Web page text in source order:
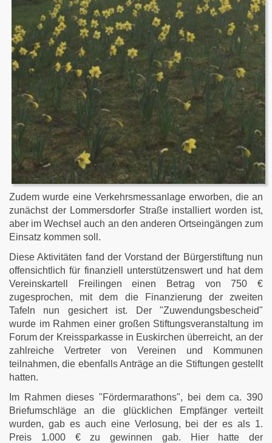
Zudem wurde eine Verkehrsmessanlage erworben, die an
zunächst der Lommersdorfer Straße installiert worden ist,
aber im Wechsel auch an den anderen Ortseingängen zum
Einsatz kommen soll.
Diese Aktivitäten fand der Vorstand der Bürgerstiftung nun
offensichtlich für finanziell unterstützenswert und hat dem
Vereinskartell Freilingen einen Betrag von 750 €
zugesprochen, mit dem die Finanzierung der zweiten
Tafeln nun gesichert ist. Der "Zuwendungsbescheid"
wurde im Rahmen einer großen Stiftungsveranstaltung im
Forum der Kreissparkasse in Euskirchen überreicht, an der
zahlreiche Vertreter von Vereinen und Kommunen
teilnahmen, die ebenfalls Anträge an die Stiftungen gestellt
hatten.
Im Rahmen dieses "Fördermarathons", bei dem ca. 390
Briefumschläge an die glücklichen Empfänger verteilt
wurden, gab es auch eine Verlosung, bei der es als 1.
Preis 1.000 € zu gewinnen gab. Hier hatte der